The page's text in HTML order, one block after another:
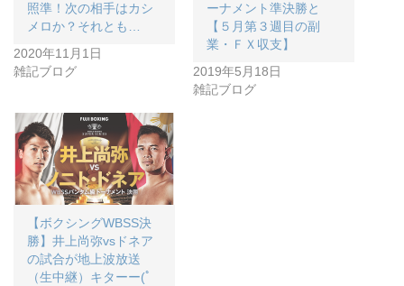
照準！次の相手はカシ
メロか？それとも…
2020年11月1日
雑記ブログ
ーナメント準決勝と
【５月第３週目の副
業・ＦＸ収支】
2019年5月18日
雑記ブログ
【ボクシングWBSS決
勝】井上尚弥vsドネア
の試合が地上波放送
（生中継）キターー(ﾟ